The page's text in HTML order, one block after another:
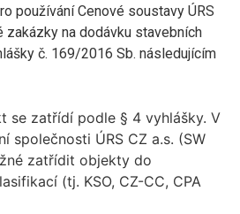
používání Cenové soustavy ÚRS
zakázky na dodávku stavebních
č. 169/2016 Sb. následujícím
se zatřídí podle § 4 vyhlášky. V
společnosti ÚRS CZ a.s. (SW
zatřídit objekty do
(tj. KSO, CZ-CC, CPA